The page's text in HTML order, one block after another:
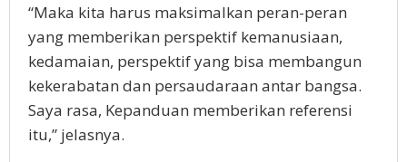
“Maka kita harus maksimalkan peran-peran
yang memberikan perspektif kemanusiaan,
kedamaian, perspektif yang bisa membangun
kekerabatan dan persaudaraan antar bangsa.
Saya rasa, Kepanduan memberikan referensi
itu,” jelasnya.